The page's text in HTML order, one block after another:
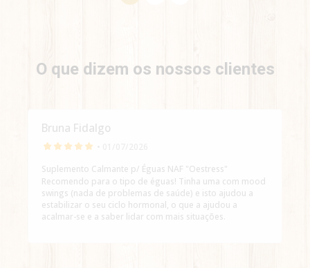
O que dizem os nossos clientes
Bruna Fidalgo
Suplemento Calmante p/ Éguas NAF "Oestress"
Recomendo para o tipo de éguas! Tinha uma com mood
swings (nada de problemas de saúde) e isto ajudou a
estabilizar o seu ciclo hormonal, o que a ajudou a
acalmar-se e a saber lidar com mais situações.